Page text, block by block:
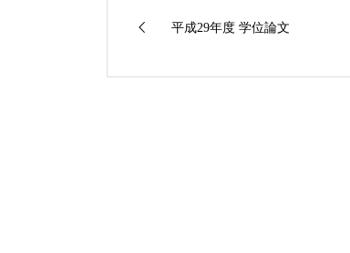
平成29年度 学位論文